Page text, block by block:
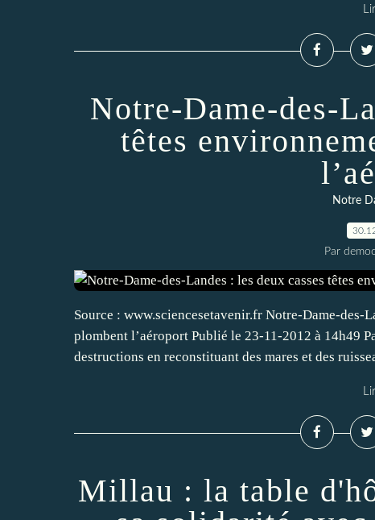
Notre-Dame-des-
têtes
Notre
Par
Source : www.sciencesetavenir.fr Notre-Dame-des-
plombent l’aéroport Publié le 23-11-2012 à 14h49
destructions en reconstituant des mares et des
Millau : la table